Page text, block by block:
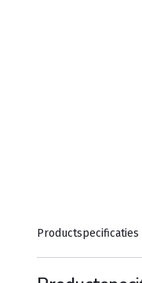
Productspecificaties